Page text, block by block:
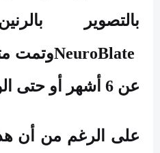
بالتصوير
NeuroBlateوتمت
عن 6 أشهر أو حتى الوفاة.
على الرغم من أن